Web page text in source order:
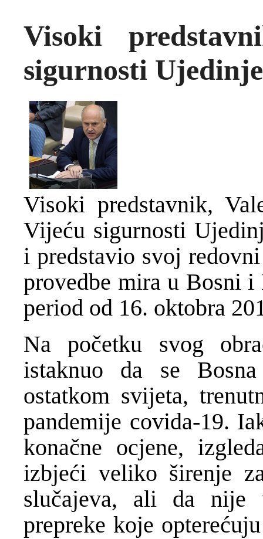
Visoki
sigurnosti
Visoki predstavnik,
Vijeću sigurnosti
i predstavio svoj
provedbe mira u Bosni
period od 16. oktobra
Na početku svog
istaknuo da se
ostatkom svijeta,
pandemije covida-19.
konačne ocjene,
izbjeći veliko širenje
slučajeva, ali da nije
prepreke koje